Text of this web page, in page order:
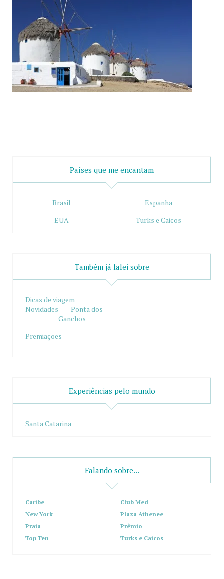
Países que me encantam
Brasil
Espanha
EUA
Turks e Caicos
Também já falei sobre
Dicas de viagem
Novidades
Ponta dos
Ganchos
Premiações
Experiências pelo mundo
Santa Catarina
Falando sobre...
Caribe
Club Med
New York
Plaza Athenee
Praia
Prêmio
Top Ten
Turks e Caicos